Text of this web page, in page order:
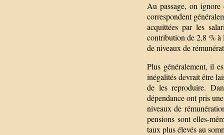
Au passage, on
correspondent
acquittées par les
contribution de 2,8 % à
de niveaux de
Plus généralement, il
inégalités devrait être
de les reproduire.
dépendance ont pris
niveaux de
pensions sont elles-
taux plus élevés au